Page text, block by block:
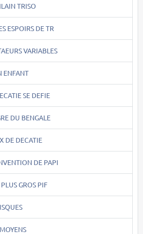
TRISO
ESPOIRS DE TR
VARIABLES
ENFANT
SE DEFIE
DU BENGALE
DE DECATIE
DE PAPI
GROS PIF